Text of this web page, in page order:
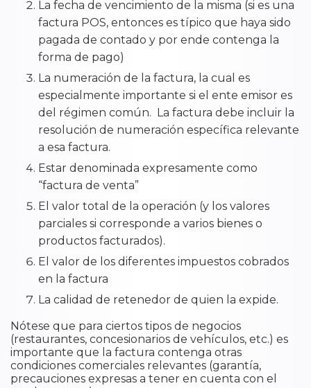
La fecha de vencimiento de la misma (si es una
factura POS, entonces es típico que haya sido
pagada de contado y por ende contenga la
forma de pago)
La numeración de la factura, la cual es
especialmente importante si el ente emisor es
del régimen común. La factura debe incluir la
resolución de numeración específica relevante
a esa factura.
Estar denominada expresamente como
“factura de venta”
El valor total de la operación (y los valores
parciales si corresponde a varios bienes o
productos facturados).
El valor de los diferentes impuestos cobrados
en la factura
La calidad de retenedor de quien la expide.
Nótese que para ciertos tipos de negocios
(restaurantes, concesionarios de vehículos, etc.) es
importante que la factura contenga otras
condiciones comerciales relevantes (garantía,
precauciones expresas a tener en cuenta con el